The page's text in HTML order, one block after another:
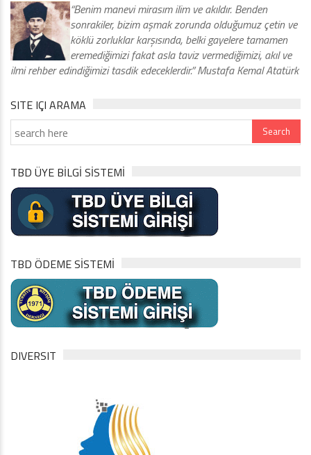
“Benim manevi mirasım ilim ve akıldır. Benden
sonrakiler, bizim aşmak zorunda olduğumuz çetin ve
köklü zorluklar karşısında, belki gayelere tamamen
eremediğimizi fakat asla taviz vermediğimizi, akıl ve
ilmi rehber edindiğimizi tasdik edeceklerdir.” Mustafa Kemal Atatürk
SITE IÇI ARAMA
TBD ÜYE BİLGİ SİSTEMİ
TBD ÖDEME SİSTEMİ
DIVERSIT